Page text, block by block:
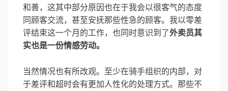
和善，这其中部分原因也在于我会以很客气的态度
同顾客交流，甚至安抚那些性急的顾客。我以零差
评结束这一个月的工作，也同时意识到了外卖员其
实也是一份情感劳动。
当然情况也有所改观。至少在骑手组织的内部，对
于差评和超时会有更加人性化的处理方式。那些不